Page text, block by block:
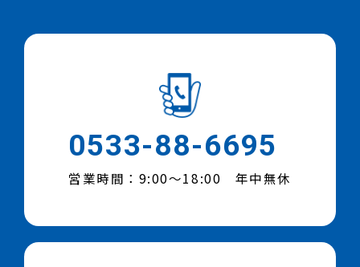
0533-88-6695
営業時間：9:00～18:00 年中無休